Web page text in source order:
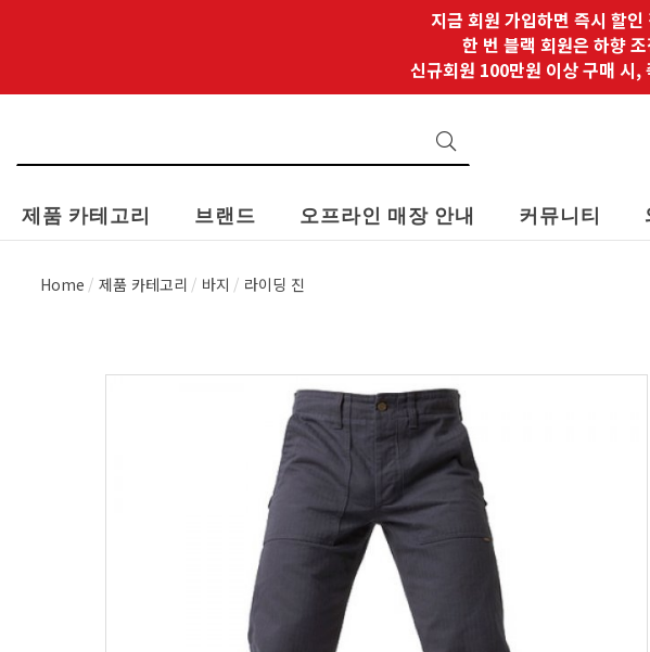
지금 회원 가입하면 즉시 할
한 번 블랙 회원은 하향
신규회원 100만원 이상 구매 시,
제품 카테고리 브랜드 오프라인 매장 안내 커뮤니티
Home 제품 카테고리 바지 라이딩 진